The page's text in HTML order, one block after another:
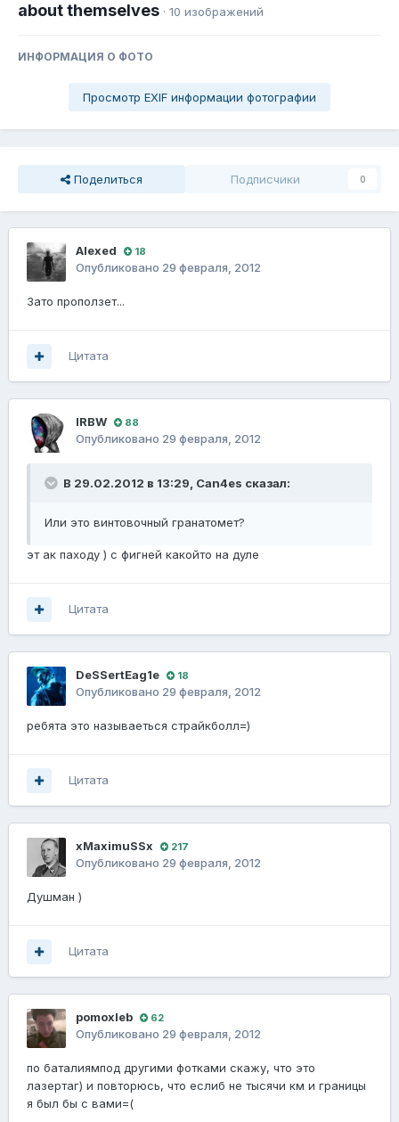
about themselves · 10 изображений
ИНФОРМАЦИЯ О ФОТО
Просмотр EXIF информации фотографии
Поделиться Подписчики 0
Alexed 18
Опубликовано 29 февраля, 2012
Зато проползет...
Цитата
lRBW 88
Опубликовано 29 февраля, 2012
В 29.02.2012 в 13:29, Can4es сказал:
Или это винтовочный гранатомет?
эт ак паходу ) с фигней какойто на дуле
Цитата
DeSSertEag1e 18
Опубликовано 29 февраля, 2012
ребята это называеться страйкболл=)
Цитата
xMaximuSSx 217
Опубликовано 29 февраля, 2012
Душман )
Цитата
pomoxleb 62
Опубликовано 29 февраля, 2012
по баталиямпод другими фотками скажу, что это
лазертаг) и повторюсь, что еслиб не тысячи км и границы
я был бы с вами=(